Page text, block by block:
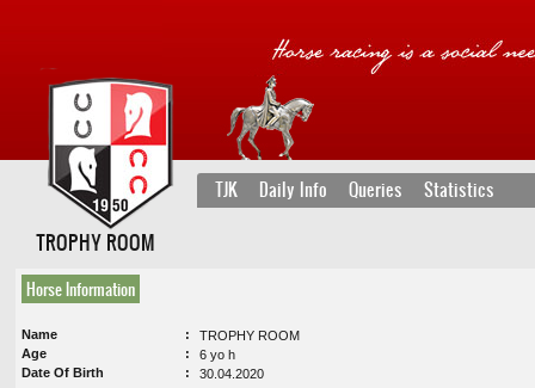
TJK Daily Info Queries Statistics
TROPHY ROOM
Horse Information
Name
TROPHY ROOM
Age
6 yo h
Date Of Birth
30.04.2020